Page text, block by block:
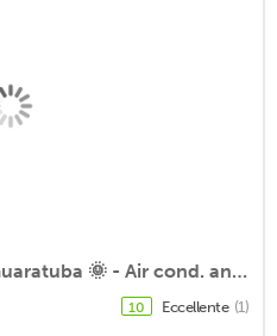
App. New - Sea View 🏖 Guaratuba 🌞 - Air cond. and WiFi
10 Eccellente (1)